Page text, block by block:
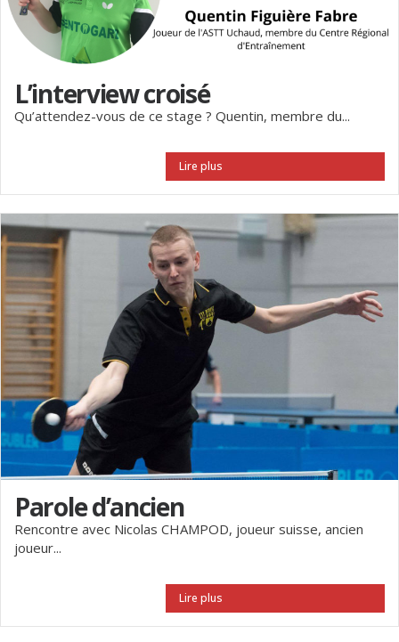
L’interview croisé
Qu’attendez-vous de ce stage ? Quentin, membre du...
Lire plus
Parole d’ancien
Rencontre avec Nicolas CHAMPOD, joueur suisse, ancien
joueur...
Lire plus